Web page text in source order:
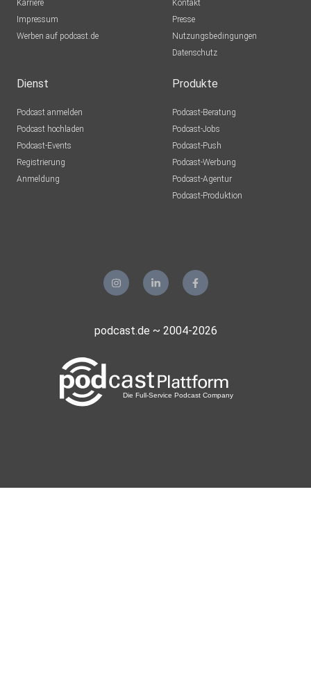
Karriere
Impressum
Werben auf podcast.de
Kontakt
Presse
Nutzungsbedingungen
Datenschutz
Dienst
Podcast anmelden
Podcast hochladen
Podcast-Events
Registrierung
Anmeldung
Produkte
Podcast-Beratung
Podcast-Jobs
Podcast-Push
Podcast-Werbung
Podcast-Agentur
Podcast-Produktion
podcast.de ~ 2004-2026